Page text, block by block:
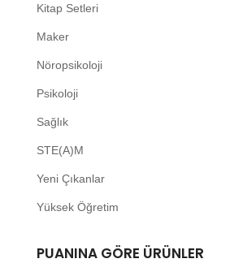
Kitap Setleri
Maker
Nöropsikoloji
Psikoloji
Sağlık
STE(A)M
Yeni Çıkanlar
Yüksek Öğretim
PUANINA GÖRE ÜRÜNLER